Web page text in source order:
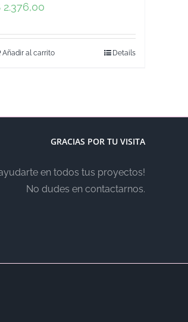
2.376,00
Añadir al carrito Details
GRACIAS POR TU VISITA
en todos tus proyectos!
No dudes en contactarnos.